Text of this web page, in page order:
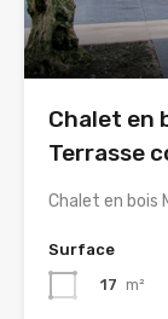
Chalet en
Terrasse
Chalet en bois
Surface
17 m²